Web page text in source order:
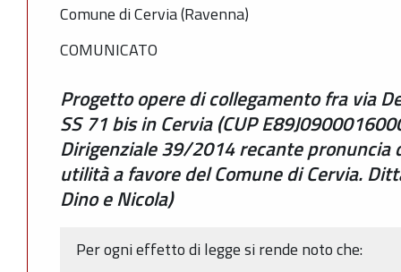
Comune di Cervia (Ravenna)
COMUNICATO
Progetto opere di collegamento fra via
SS 71 bis in Cervia (CUP
Dirigenziale 39/2014 recante pronuncia
utilità a favore del Comune di Cervia.
Dino e Nicola)
Per ogni effetto di legge si rende noto che: